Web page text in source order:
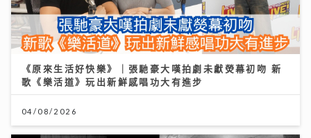
《原來生活好快樂》｜張馳豪大嘆拍劇未獻熒幕初吻 新
歌《樂活道》玩出新鮮感唱功大有進步
04/08/2026